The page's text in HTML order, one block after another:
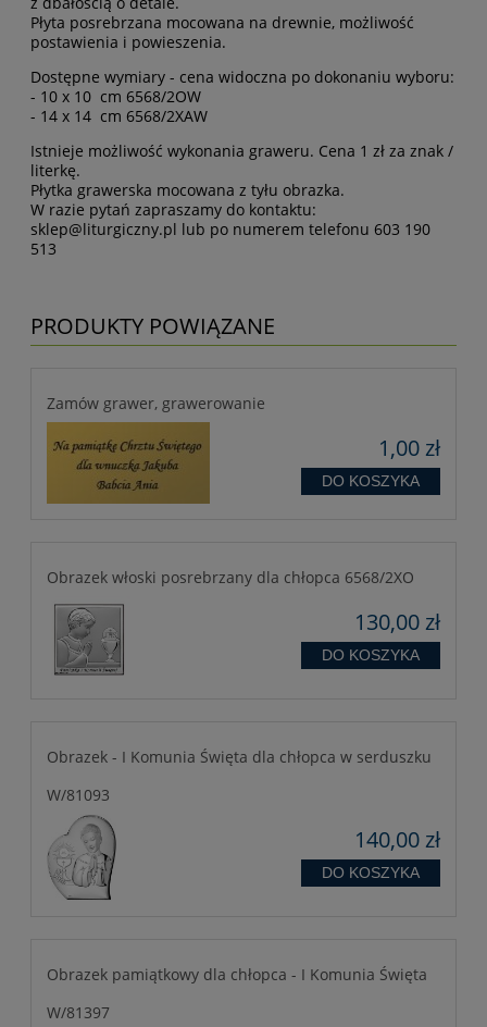
Płyta posrebrzana mocowana na drewnie, możliwość
postawienia i powieszenia.
Dostępne wymiary - cena widoczna po dokonaniu wyboru:
- 10 x 10 cm 6568/2OW
- 14 x 14 cm 6568/2XAW
Istnieje możliwość wykonania graweru. Cena 1 zł za znak /
literkę.
Płytka grawerska mocowana z tyłu obrazka.
W razie pytań zapraszamy do kontaktu:
sklep@liturgiczny.pl lub po numerem telefonu 603 190
513
PRODUKTY POWIĄZANE
Zamów grawer, grawerowanie
1,00 zł
DO KOSZYKA
Obrazek włoski posrebrzany dla chłopca 6568/2XO
130,00 zł
DO KOSZYKA
Obrazek - I Komunia Święta dla chłopca w serduszku
W/81093
140,00 zł
DO KOSZYKA
Obrazek pamiątkowy dla chłopca - I Komunia Święta
W/81397